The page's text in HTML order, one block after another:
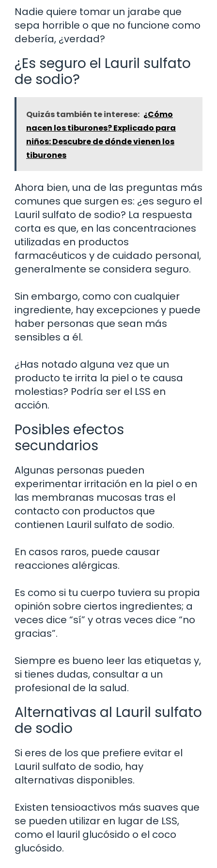
Nadie quiere tomar un jarabe que
sepa horrible o que no funcione como
debería, ¿verdad?
¿Es seguro el Lauril sulfato
de sodio?
Quizás también te interese: ¿Cómo
nacen los tiburones? Explicado para
niños: Descubre de dónde vienen los
tiburones
Ahora bien, una de las preguntas más
comunes que surgen es: ¿es seguro el
Lauril sulfato de sodio? La respuesta
corta es que, en las concentraciones
utilizadas en productos
farmacéuticos y de cuidado personal,
generalmente se considera seguro.
Sin embargo, como con cualquier
ingrediente, hay excepciones y puede
haber personas que sean más
sensibles a él.
¿Has notado alguna vez que un
producto te irrita la piel o te causa
molestias? Podría ser el LSS en
acción.
Posibles efectos
secundarios
Algunas personas pueden
experimentar irritación en la piel o en
las membranas mucosas tras el
contacto con productos que
contienen Lauril sulfato de sodio.
En casos raros, puede causar
reacciones alérgicas.
Es como si tu cuerpo tuviera su propia
opinión sobre ciertos ingredientes; a
veces dice “sí” y otras veces dice “no
gracias”.
Siempre es bueno leer las etiquetas y,
si tienes dudas, consultar a un
profesional de la salud.
Alternativas al Lauril sulfato
de sodio
Si eres de los que prefiere evitar el
Lauril sulfato de sodio, hay
alternativas disponibles.
Existen tensioactivos más suaves que
se pueden utilizar en lugar de LSS,
como el lauril glucósido o el coco
glucósido.